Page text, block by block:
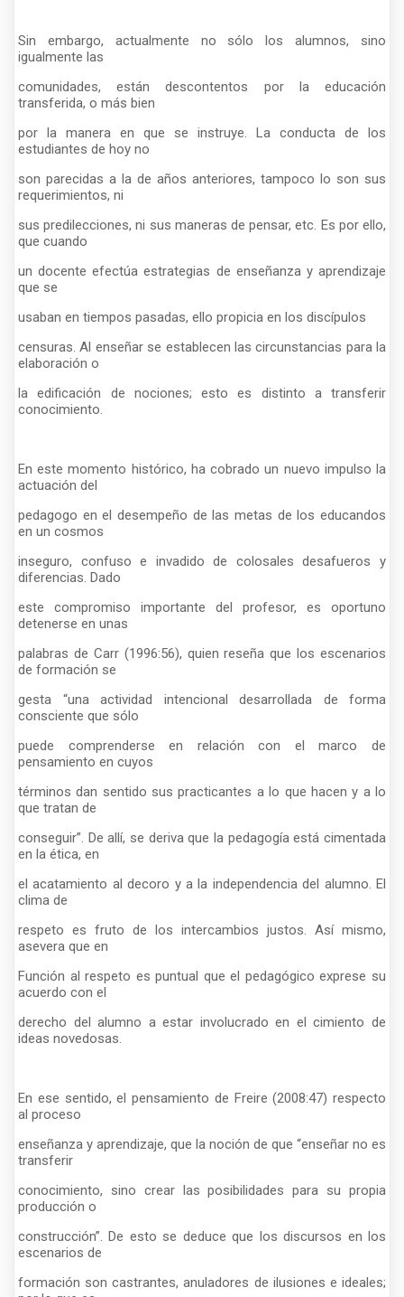
Sin embargo, actualmente no sólo los alumnos, sino
igualmente las
comunidades, están descontentos por la educación
transferida, o más bien
por la manera en que se instruye. La conducta de los
estudiantes de hoy no
son parecidas a la de años anteriores, tampoco lo son sus
requerimientos, ni
sus predilecciones, ni sus maneras de pensar, etc. Es por ello,
que cuando
un docente efectúa estrategias de enseñanza y aprendizaje
que se
usaban en tiempos pasadas, ello propicia en los discípulos
censuras. Al enseñar se establecen las circunstancias para la
elaboración o
la edificación de nociones; esto es distinto a transferir
conocimiento.
En este momento histórico, ha cobrado un nuevo impulso la
actuación del
pedagogo en el desempeño de las metas de los educandos
en un cosmos
inseguro, confuso e invadido de colosales desafueros y
diferencias. Dado
este compromiso importante del profesor, es oportuno
detenerse en unas
palabras de Carr (1996:56), quien reseña que los escenarios
de formación se
gesta “una actividad intencional desarrollada de forma
consciente que sólo
puede comprenderse en relación con el marco de
pensamiento en cuyos
términos dan sentido sus practicantes a lo que hacen y a lo
que tratan de
conseguir”. De allí, se deriva que la pedagogía está cimentada
en la ética, en
el acatamiento al decoro y a la independencia del alumno. El
clima de
respeto es fruto de los intercambios justos. Así mismo,
asevera que en
Función al respeto es puntual que el pedagógico exprese su
acuerdo con el
derecho del alumno a estar involucrado en el cimiento de
ideas novedosas.
En ese sentido, el pensamiento de Freire (2008:47) respecto
al proceso
enseñanza y aprendizaje, que la noción de que “enseñar no es
transferir
conocimiento, sino crear las posibilidades para su propia
producción o
construcción”. De esto se deduce que los discursos en los
escenarios de
formación son castrantes, anuladores de ilusiones e ideales;